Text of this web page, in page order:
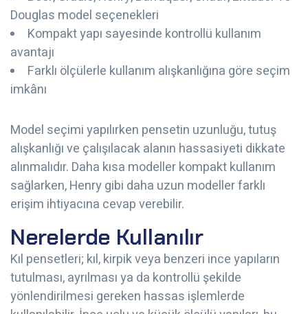
Douglas model seçenekleri
Kompakt yapı sayesinde kontrollü kullanım
avantajı
Farklı ölçülerle kullanım alışkanlığına göre seçim
imkânı
Model seçimi yapılırken pensetin uzunluğu, tutuş
alışkanlığı ve çalışılacak alanın hassasiyeti dikkate
alınmalıdır. Daha kısa modeller kompakt kullanım
sağlarken, Henry gibi daha uzun modeller farklı
erişim ihtiyacına cevap verebilir.
Nerelerde Kullanılır
Kıl pensetleri; kıl, kirpik veya benzeri ince yapıların
tutulması, ayrılması ya da kontrollü şekilde
yönlendirilmesi gereken hassas işlemlerde